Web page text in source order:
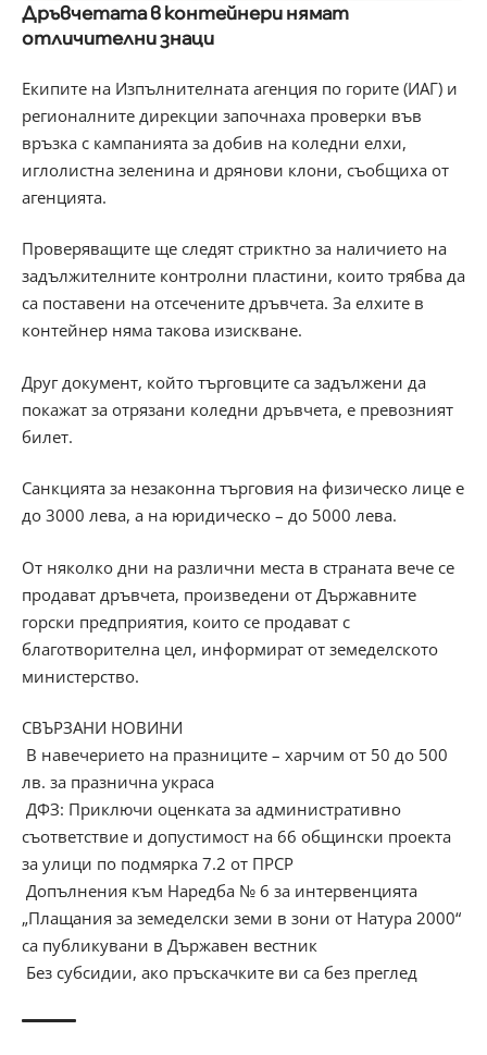
Дръвчетата в контейнери нямат
отличителни знаци
Екипите на Изпълнителната агенция по горите (ИАГ) и
регионалните дирекции започнаха проверки във
връзка с кампанията за добив на коледни елхи,
иглолистна зеленина и дрянови клони, съобщиха от
агенцията.
Проверяващите ще следят стриктно за наличието на
задължителните контролни пластини, които трябва да
са поставени на отсечените дръвчета. За елхите в
контейнер няма такова изискване.
Друг документ, който търговците са задължени да
покажат за отрязани коледни дръвчета, е превозният
билет.
Санкцията за незаконна търговия на физическо лице е
до 3000 лева, а на юридическо – до 5000 лева.
От няколко дни на различни места в страната вече се
продават дръвчета, произведени от Държавните
горски предприятия, които се продават с
благотворителна цел, информират от земеделското
министерство.
СВЪРЗАНИ НОВИНИ
В навечерието на празниците – харчим от 50 до 500
лв. за празнична украса
ДФЗ: Приключи оценката за административно
съответствие и допустимост на 66 общински проекта
за улици по подмярка 7.2 от ПРСР
Допълнения към Наредба № 6 за интервенцията
„Плащания за земеделски земи в зони от Натура 2000“
са публикувани в Държавен вестник
Без субсидии, ако пръскачките ви са без преглед